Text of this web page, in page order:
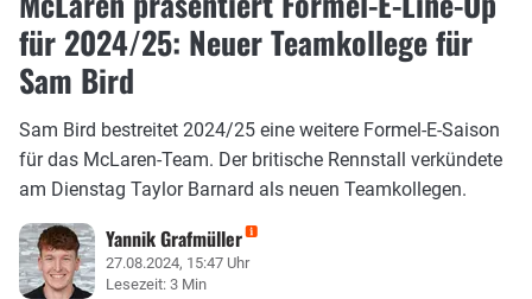
für 2024/25: Neuer Teamkollege für
Sam Bird
Sam Bird bestreitet 2024/25 eine weitere Formel-E-Saison
für das McLaren-Team. Der britische Rennstall verkündete
am Dienstag Taylor Barnard als neuen Teamkollegen.
Yannik Grafmüller
27.08.2024, 15:47 Uhr
Lesezeit: 3 Min